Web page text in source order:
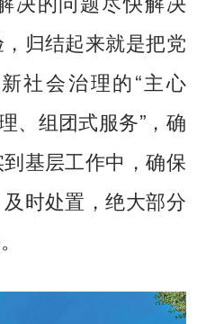
归结起来就是把党
社会治理的“主心
、组团式服务”，确
基层工作中，确保
时处置，绝大部分